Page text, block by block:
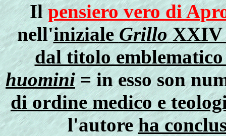
Ilpensiero vero di
nell'inizialeGrilloXXIV
dal titolo
huomini= in esso son
di ordine medico e
l'autoreha